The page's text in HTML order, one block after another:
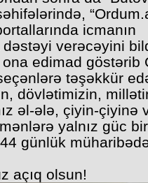
icmanın
verəcəyini
edimad göstərib
təşəkkür
dövlətimizin,
əl-ələ, çiyin-çiyinə
yalnız güc
günlük
açıq olsun!